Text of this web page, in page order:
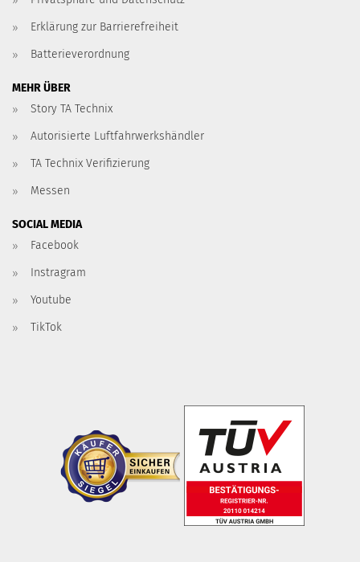
Erklärung zur Barrierefreiheit
Batterieverordnung
MEHR ÜBER
Story TA Technix
Autorisierte Luftfahrwerkshändler
TA Technix Verifizierung
Messen
SOCIAL MEDIA
Facebook
Instragram
Youtube
TikTok